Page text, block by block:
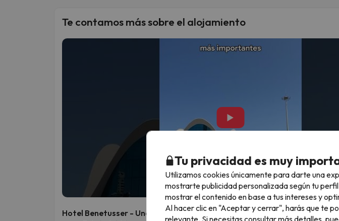
Te contamos más sobre el alojamiento
▶
Hotel Benetusser - Una estancia ideal para explorar Valencia
Tu privacidad es muy
Utilizamos cookies únicamente para darte una
mostrarte publicidad personalizada según tu
mostrar el contenido en base a tus intereses y
Al hacer clic en "Aceptar y cerrar", harás que te
relevante. Si necesitas consultar más detalles,